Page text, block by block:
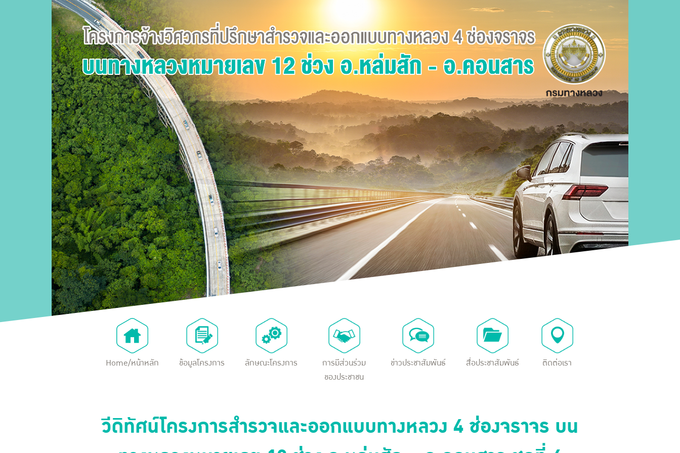
Home/หน้าหลัก ข้อมูลโครงการ ลักษณะโครงการ
การมีส่วนร่วม
ของประชาชน
ข่าวประชาสัมพันธ์ สื่อประชาสัมพันธ์ ติดต่อเรา
วีดิทัศน์โครงการสำรวจและออกแบบทางหลวง 4 ช่องจราจร บน